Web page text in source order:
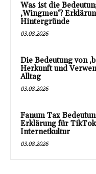
Was ist die
‚Wingmen‘?
Hintergründe
03.08.2026
Die Bedeutung von
Herkunft und
Alltag
03.08.2026
Fanum Tax
Erklärung für
Internetkultur
03.08.2026